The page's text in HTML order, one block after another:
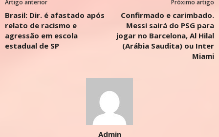
Artigo anterior
Brasil: Dir. é afastado após
relato de racismo e
agressão em escola
estadual de SP
Próximo artigo
Confirmado e carimbado.
Messi sairá do PSG para
jogar no Barcelona, Al Hilal
(Arábia Saudita) ou Inter
Miami
Admin